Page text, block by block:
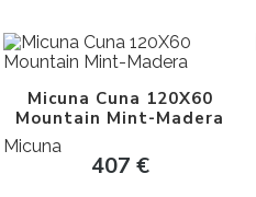
Micuna Cuna 120X60
Mountain Mint-Madera
Micuna
407 €